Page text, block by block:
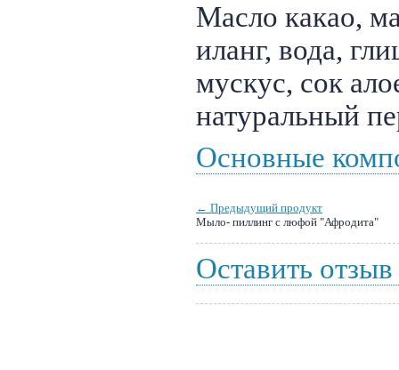
Масло какао,
иланг, вода,
мускус, сок
натуральный
Основные
← Предыдущий продукт
Мыло- пиллинг с люфой "Афродита"
Оставить